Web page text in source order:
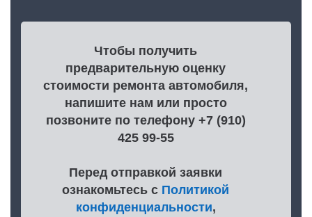
Чтобы получить
предварительную оценку
стоимости ремонта автомобиля,
напишите нам или просто
позвоните по телефону +7 (910)
425 99-55
Перед отправкой заявки
ознакомьтесь с Политикой
конфиденциальности,